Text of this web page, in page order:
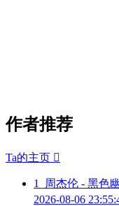
作者推荐
Ta的主页 
1
周杰伦 - 黑色
2026-08-06